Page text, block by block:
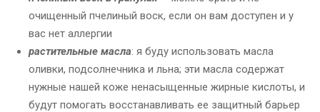
очищенный пчелиный воск, если он вам доступен и у
вас нет аллергии
растительные масла: я буду использовать масла
оливки, подсолнечника и льна; эти масла содержат
нужные нашей коже ненасыщенные жирные кислоты, и
будут помогать восстанавливать ее защитный барьер